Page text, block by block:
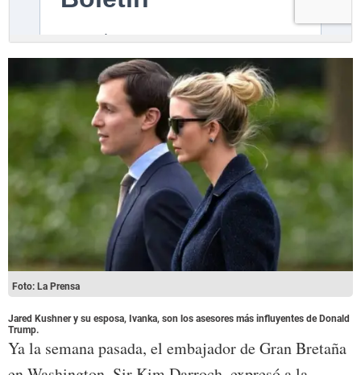
Foto: La Prensa
Jared Kushner y su esposa, Ivanka, son los asesores más influyentes de Donald
Trump.
Ya la semana pasada, el embajador de Gran Bretaña